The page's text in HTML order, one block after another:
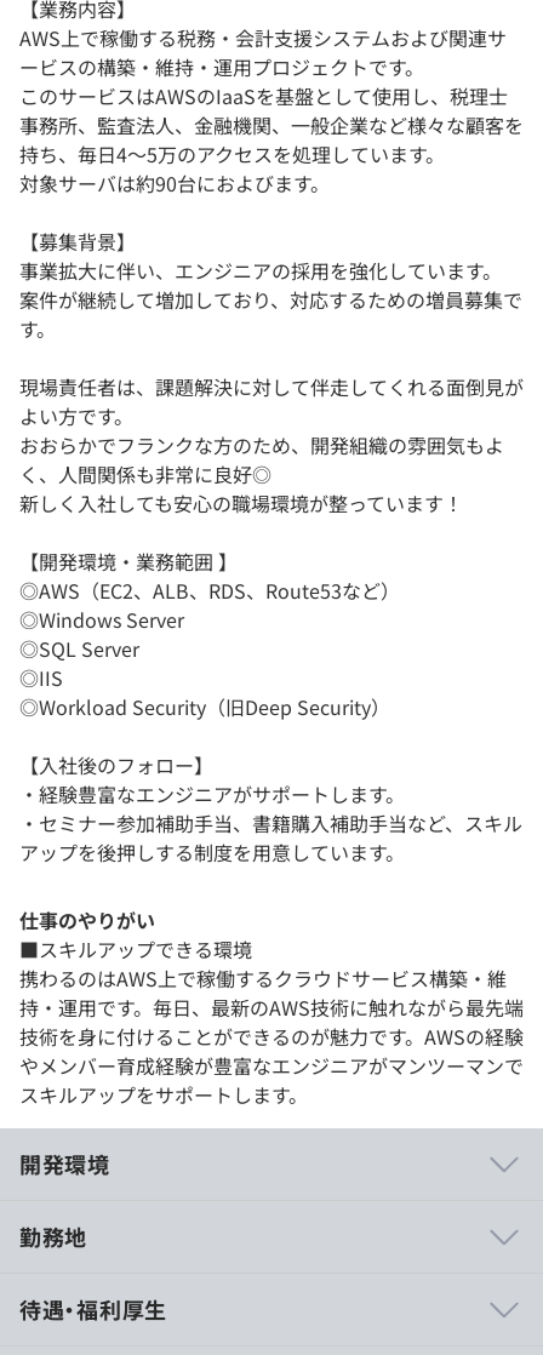
【業務内容】
AWS上で稼働する税務・会計支援システムおよび関連サ
ービスの構築・維持・運用プロジェクトです。
このサービスはAWSのIaaSを基盤として使用し、税理士
事務所、監査法人、金融機関、一般企業など様々な顧客を
持ち、毎日4～5万のアクセスを処理しています。
対象サーバは約90台におよびます。
【募集背景】
事業拡大に伴い、エンジニアの採用を強化しています。
案件が継続して増加しており、対応するための増員募集で
す。
現場責任者は、課題解決に対して伴走してくれる面倒見が
よい方です。
おおらかでフランクな方のため、開発組織の雰囲気もよ
く、人間関係も非常に良好◎
新しく入社しても安心の職場環境が整っています！
【開発環境・業務範囲 】
◎AWS（EC2、ALB、RDS、Route53など）
◎Windows Server
◎SQL Server
◎IIS
◎Workload Security（旧Deep Security）
【入社後のフォロー】
・経験豊富なエンジニアがサポートします。
・セミナー参加補助手当、書籍購入補助手当など、スキル
アップを後押しする制度を用意しています。
仕事のやりがい
■スキルアップできる環境
携わるのはAWS上で稼働するクラウドサービス構築・維
持・運用です。毎日、最新のAWS技術に触れながら最先端
技術を身に付けることができるのが魅力です。AWSの経験
やメンバー育成経験が豊富なエンジニアがマンツーマンで
スキルアップをサポートします。
開発環境
Solutions Architect」の取得を推進しており、メンバー全
勤務地
待遇・福利厚生